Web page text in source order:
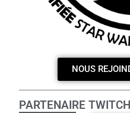
NOUS
PARTENAIRE TWITCH